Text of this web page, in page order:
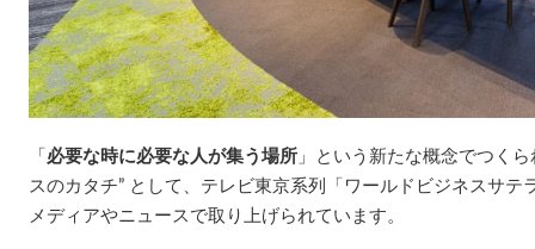
「 必要な時に必要な人が集う場所 」という新たな概念でつく
スのカタチ” として、テレビ東京系列「ワールドビジネスサテ
メディアやニュースで取り上げられています。